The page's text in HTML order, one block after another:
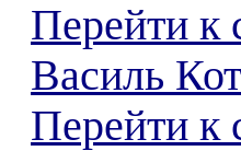
Перейти к
Василь
Перейти к